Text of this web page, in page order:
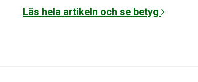
Läs hela artikeln och se betyg